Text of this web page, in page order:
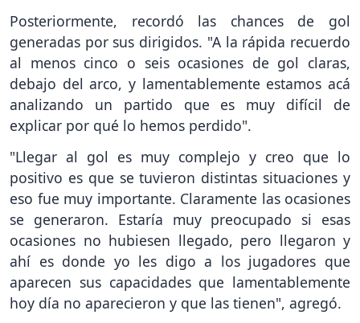
Posteriormente, recordó las chances de gol
generadas por sus dirigidos. "A la rápida recuerdo
al menos cinco o seis ocasiones de gol claras,
debajo del arco, y lamentablemente estamos acá
analizando un partido que es muy difícil de
explicar por qué lo hemos perdido".
"Llegar al gol es muy complejo y creo que lo
positivo es que se tuvieron distintas situaciones y
eso fue muy importante. Claramente las ocasiones
se generaron. Estaría muy preocupado si esas
ocasiones no hubiesen llegado, pero llegaron y
ahí es donde yo les digo a los jugadores que
aparecen sus capacidades que lamentablemente
hoy día no aparecieron y que las tienen", agregó.